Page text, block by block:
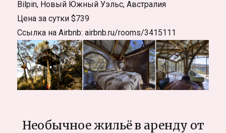
Bilpin, Новый Южный Уэльс, Австралия
Цена за сутки $739
Ссылка на Airbnb: airbnb.ru/rooms/3415111
Необычное жильё в аренду от